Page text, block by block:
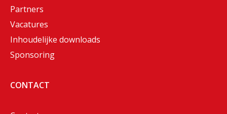
Partners
Vacatures
Inhoudelijke downloads
Sponsoring
CONTACT